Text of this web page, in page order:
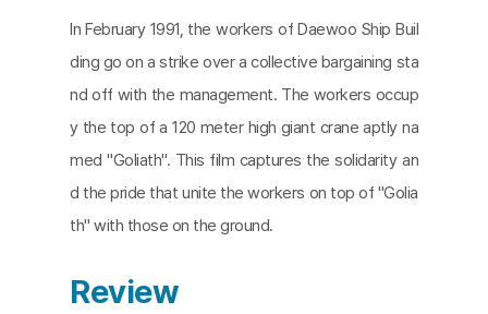
In February 1991, the workers of Daewoo Ship Buil
ding go on a strike over a collective bargaining sta
nd off with the management. The workers occup
y the top of a 120 meter high giant crane aptly na
med "Goliath". This film captures the solidarity an
d the pride that unite the workers on top of "Golia
th" with those on the ground.
Review